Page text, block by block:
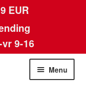
EUR
9-16
Menu